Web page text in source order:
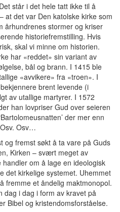
står i det hele tatt ikke til å
at det var Den katolske kirke som
århundrenes stormer og kriser
historiefremstilling. Hvis
skal vi minne om historien.
har «reddet» sin variant av
bål og brann. I 1415 ble
«avvikere» fra «troen». I
brent levende (i
av utallige martyrer. I 1572
han lovpriser Gud over seieren
der mer enn
Osv…
og fremst søkt å ta vare på Guds
Kirken – svært meget av
om å lage en ideologisk
det kirkelige systemet. Uhemmet
fremme et åndelig maktmonopol.
dag i dag i form av kravet på
Bibel og kristendomsforståelse.